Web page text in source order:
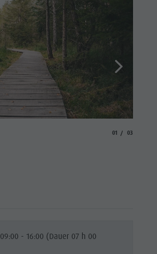
01 03
09:00 - 16:00 (Dauer 07 h 00